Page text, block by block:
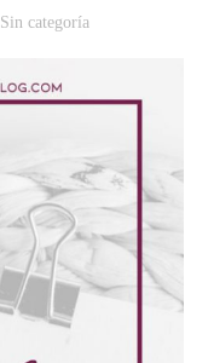
Sin categoría